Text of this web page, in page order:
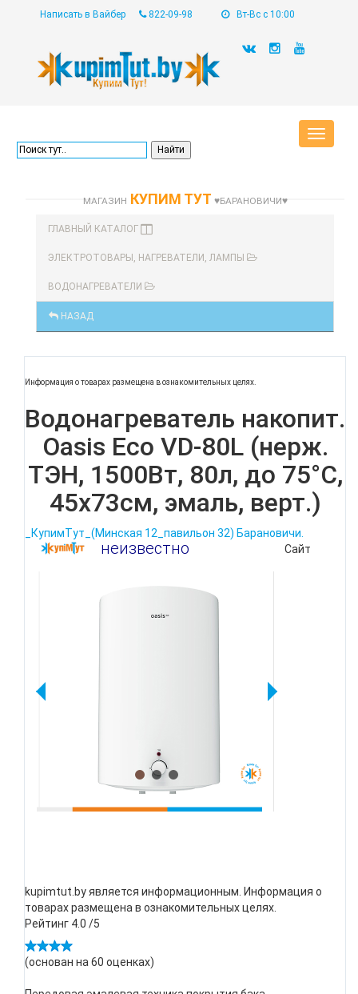
Написать в Вайбер 822-09-98 Вт-Вс с 10:00
Toggle
МАГАЗИН КУПИМ ТУТ ♥БАРАНОВИЧИ♥
ГЛАВНЫЙ КАТАЛОГ
ЭЛЕКТРОТОВАРЫ, НАГРЕВАТЕЛИ, ЛАМПЫ
ВОДОНАГРЕВАТЕЛИ
НАЗАД
Информация о товарах размещена в ознакомительных целях.
Водонагреватель накопит.
Oasis Eco VD-80L (нерж.
ТЭН, 1500Вт, 80л, до 75°С,
45x73см, эмаль, верт.)
_КупимТут_(Минская 12_павильон 32) Барановичи.
неизвестно Сайт
kupimtut.by является информационным. Информация о
товарах размещена в ознакомительных целях.
Рейтинг 4.0 /5
(основан на 60 оценках)